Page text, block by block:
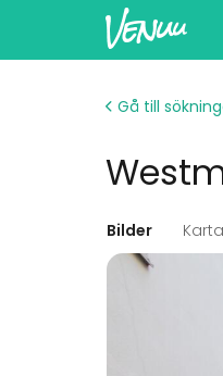
Gå till
Bilder Karta